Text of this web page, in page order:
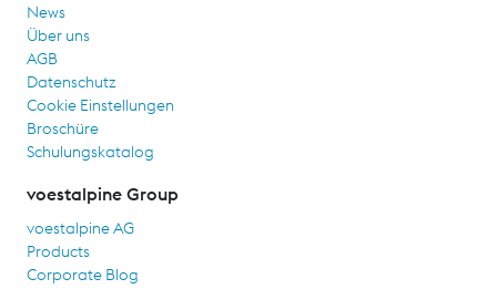
News
Über uns
AGB
Datenschutz
Cookie Einstellungen
Broschüre
Schulungskatalog
voestalpine Group
voestalpine AG
Products
Corporate Blog